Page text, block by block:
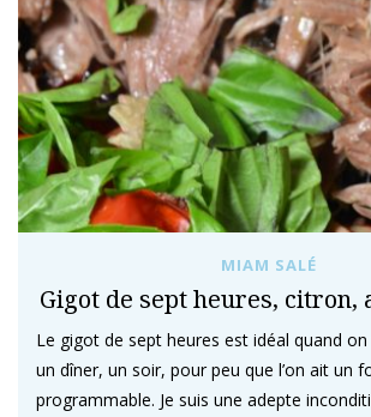
MIAM SALÉ
Gigot de sept heures, citron,
Le gigot de sept heures est idéal quand
un dîner, un soir, pour peu que l’on ait un
programmable. Je suis une adepte